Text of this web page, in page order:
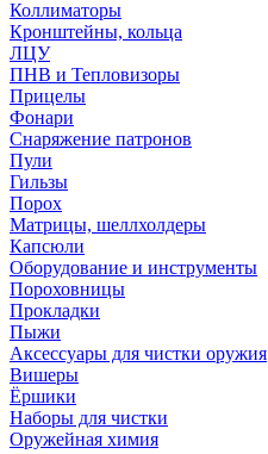
Коллиматоры
Кронштейны, кольца
ЛЦУ
ПНВ и Тепловизоры
Прицелы
Фонари
Снаряжение патронов
Пули
Гильзы
Порох
Матрицы, шеллхолдеры
Капсюли
Оборудование и инструменты
Пороховницы
Прокладки
Пыжи
Аксессуары для чистки оружия
Вишеры
Ёршики
Наборы для чистки
Оружейная химия